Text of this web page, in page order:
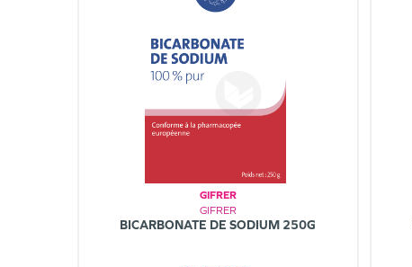
GIFRER
GIFRER
BICARBONATE DE SODIUM 250G